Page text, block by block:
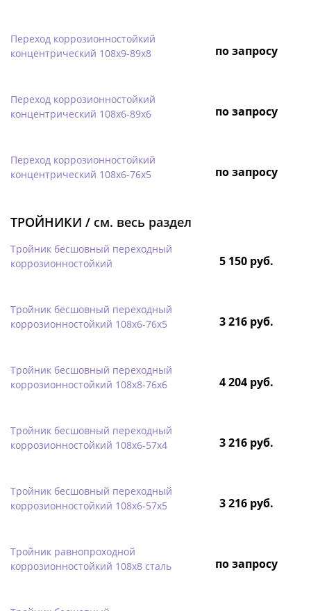
Переход коррозионностойкий
концентрический 108х9-89х8
по запросу
Переход коррозионностойкий
концентрический 108х6-89х6
по запросу
Переход коррозионностойкий
концентрический 108х6-76х5
по запросу
ТРОЙНИКИ / см. весь раздел
Тройник бесшовный переходный
коррозионностойкий
5 150 руб.
Тройник бесшовный переходный
коррозионностойкий 108х6-76х5
3 216 руб.
Тройник бесшовный переходный
коррозионностойкий 108х8-76х6
4 204 руб.
Тройник бесшовный переходный
коррозионностойкий 108х6-57х4
3 216 руб.
Тройник бесшовный переходный
коррозионностойкий 108х6-57х5
3 216 руб.
Тройник равнопроходной
коррозионностойкий 108х8 сталь
по запросу